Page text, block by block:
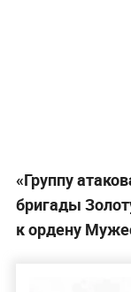
«Группу
бригады
к ордену